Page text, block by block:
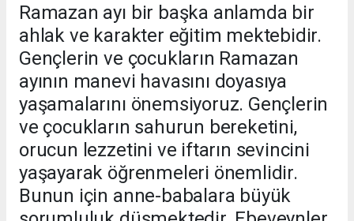
Ramazan ayı bir başka anlamda bir
ahlak ve karakter eğitim mektebidir.
Gençlerin ve çocukların Ramazan
ayının manevi havasını doyasıya
yaşamalarını önemsiyoruz. Gençlerin
ve çocukların sahurun bereketini,
orucun lezzetini ve iftarın sevincini
yaşayarak öğrenmeleri önemlidir.
Bunun için anne-babalara büyük